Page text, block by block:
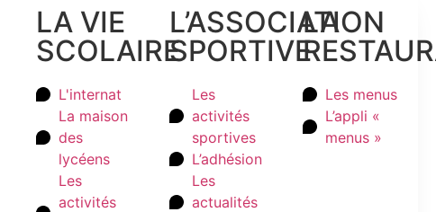
LA VIE
SCOLAIRE
L'internat
La maison
des
lycéens
Les
activités
L’ASSOCIATION
SPORTIVE
Les
activités
sportives
L’adhésion
Les
actualités
LA
Les menus
L’appli «
menus »